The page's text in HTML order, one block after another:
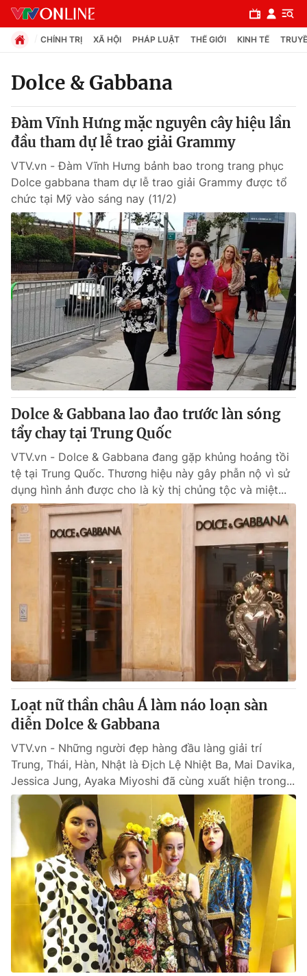
Chuyên mục
Chính trị
Xã hội
Pháp luật
Y tế
Thế giới
Tin tức
Thế giới đó đây
Câu chuyện quốc tế
Kinh tế
Tài chính
Thị trường
Góc doanh nghiệp
Dữ liệu và đời sống
Truyền hình
Phim VTV
Hậu trường
Nhân vật
Khán giả
Giải sao mai
Giải trí
Điện ảnh
Âm nhạc
Sao
Đời sống
Du lịch
Làm đẹp
Chất lượng cuộc sống
Giáo dục
Tuyển sinh
Học trực tuyến
Công nghệ
Hitech Công nghệ tương lai
Sản phẩm
Thị trường
Tư vấn
Giao lưu trực tuyến
Lịch phát sóng
Chuyên mục khác
Emagazine Podcast
Photo Infographic
Video Shorts video
VTV Money VTV Thể thao
VTV Sức khoẻ Bất động sản
Thị trường 24h Tấm lòng Việt
VTV4 Vươn mình bằng AI
CHÍNH TRỊ XÃ HỘI PHÁP LUẬT THẾ GIỚI KINH TẾ
Dolce & Gabbana
Đàm Vĩnh Hưng mặc nguyên cây hiệu lần
đầu tham dự lễ trao giải Grammy
VTV.vn - Đàm Vĩnh Hưng bảnh bao trong trang phục
Dolce gabbana tham dự lễ trao giải Grammy được tổ
chức tại Mỹ vào sáng nay (11/2)
Dolce & Gabbana lao đao trước làn sóng
tẩy chay tại Trung Quốc
VTV.vn - Dolce & Gabbana đang gặp khủng hoảng tồi
tệ tại Trung Quốc. Thương hiệu này gây phẫn nộ vì sử
dụng hình ảnh được cho là kỳ thị chủng tộc và miệt...
Loạt nữ thần châu Á làm náo loạn sàn
diễn Dolce & Gabbana
VTV.vn - Những người đẹp hàng đầu làng giải trí
Trung, Thái, Hàn, Nhật là Địch Lệ Nhiệt Ba, Mai Davika,
Jessica Jung, Ayaka Miyoshi đã cùng xuất hiện trong...